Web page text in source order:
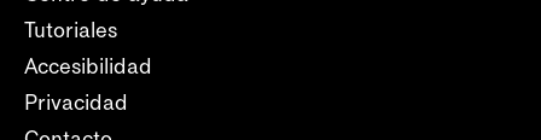
Tutoriales
Accesibilidad
Privacidad